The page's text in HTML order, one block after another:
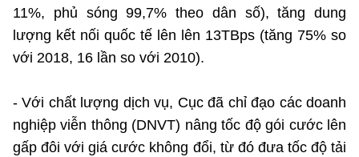
11%, phủ sóng 99,7% theo dân số), tăng dung
lượng kết nối quốc tế lên lên 13TBps (tăng 75% so
với 2018, 16 lần so với 2010).
- Với chất lượng dịch vụ, Cục đã chỉ đạo các doanh
nghiệp viễn thông (DNVT) nâng tốc độ gói cước lên
gấp đôi với giá cước không đổi, từ đó đưa tốc độ tải